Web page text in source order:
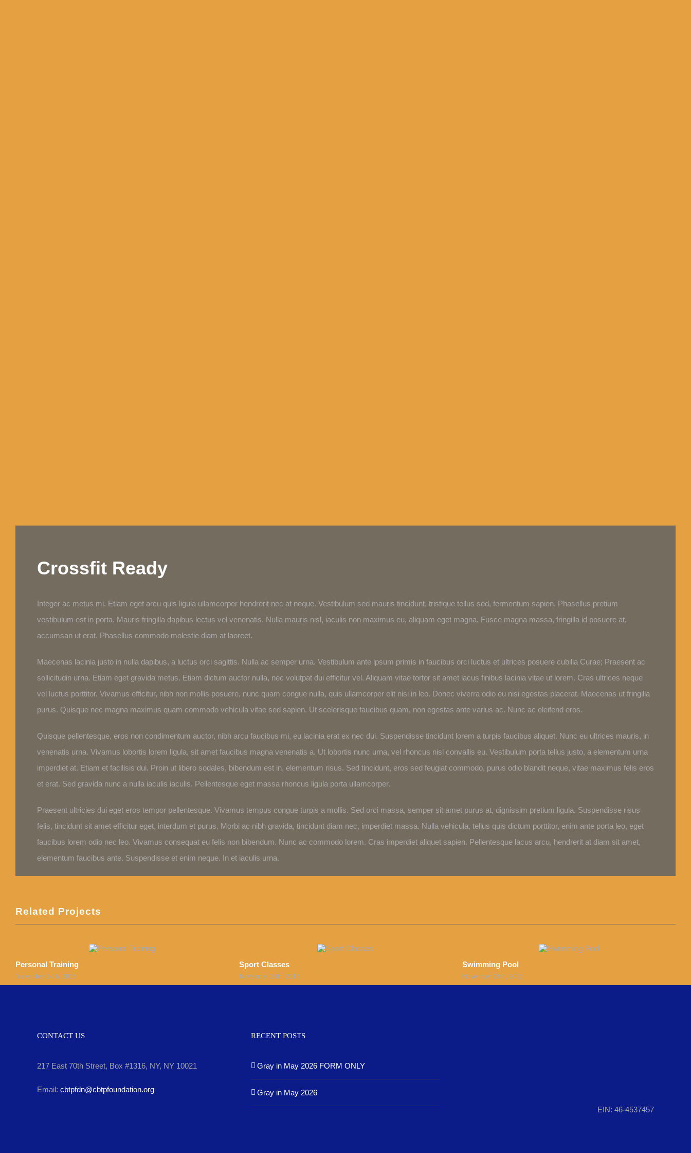
Crossfit Ready
Integer ac metus mi. Etiam eget arcu quis ligula ullamcorper hendrerit nec at neque. Vestibulum sed mauris tincidunt, tristique tellus sed, fermentum sapien. Phasellus pretium
vestibulum est in porta. Mauris fringilla dapibus lectus vel venenatis. Nulla mauris nisl, iaculis non maximus eu, aliquam eget magna. Fusce magna massa, fringilla id posuere at,
accumsan ut erat. Phasellus commodo molestie diam at laoreet.
Maecenas lacinia justo in nulla dapibus, a luctus orci sagittis. Nulla ac semper urna. Vestibulum ante ipsum primis in faucibus orci luctus et ultrices posuere cubilia Curae; Praesent ac
sollicitudin urna. Etiam eget gravida metus. Etiam dictum auctor nulla, nec volutpat dui efficitur vel. Aliquam vitae tortor sit amet lacus finibus lacinia vitae ut lorem. Cras ultrices neque
vel luctus porttitor. Vivamus efficitur, nibh non mollis posuere, nunc quam congue nulla, quis ullamcorper elit nisi in leo. Donec viverra odio eu nisi egestas placerat. Maecenas ut fringilla
purus. Quisque nec magna maximus quam commodo vehicula vitae sed sapien. Ut scelerisque faucibus quam, non egestas ante varius ac. Nunc ac eleifend eros.
Quisque pellentesque, eros non condimentum auctor, nibh arcu faucibus mi, eu lacinia erat ex nec dui. Suspendisse tincidunt lorem a turpis faucibus aliquet. Nunc eu ultrices mauris, in
venenatis urna. Vivamus lobortis lorem ligula, sit amet faucibus magna venenatis a. Ut lobortis nunc urna, vel rhoncus nisl convallis eu. Vestibulum porta tellus justo, a elementum urna
imperdiet at. Etiam et facilisis dui. Proin ut libero sodales, bibendum est in, elementum risus. Sed tincidunt, eros sed feugiat commodo, purus odio blandit neque, vitae maximus felis eros
et erat. Sed gravida nunc a nulla iaculis iaculis. Pellentesque eget massa rhoncus ligula porta ullamcorper.
Praesent ultricies dui eget eros tempor pellentesque. Vivamus tempus congue turpis a mollis. Sed orci massa, semper sit amet purus at, dignissim pretium ligula. Suspendisse risus
felis, tincidunt sit amet efficitur eget, interdum et purus. Morbi ac nibh gravida, tincidunt diam nec, imperdiet massa. Nulla vehicula, tellus quis dictum porttitor, enim ante porta leo, eget
faucibus lorem odio nec leo. Vivamus consequat eu felis non bibendum. Nunc ac commodo lorem. Cras imperdiet aliquet sapien. Pellentesque lacus arcu, hendrerit at diam sit amet,
elementum faucibus ante. Suspendisse et enim neque. In et iaculis urna.
Related Projects
Personal Training
November 24th, 2015
Sport Classes
November 24th, 2015
Swimming Pool
November 24th, 2015
CONTACT US
217 East 70th Street, Box #1316, NY, NY 10021
Email: cbtpfdn@cbtpfoundation.org
RECENT POSTS
Gray in May 2026 FORM ONLY
Gray in May 2026
EIN: 46-4537457